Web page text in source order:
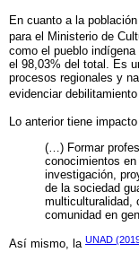
En cuanto a la
para el Ministerio de
como el pueblo
el 98,03% del total. Es
procesos regionales y
evidenciar
Lo anterior tiene
(…) Formar
conocimientos
investigación,
de la sociedad
multiculturalidad,
comunidad en
Así mismo, la UNAD